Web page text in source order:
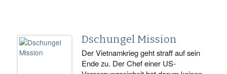
Dschungel Mission
Der Vietnamkrieg geht straff auf sein
Ende zu. Der Chef einer US-